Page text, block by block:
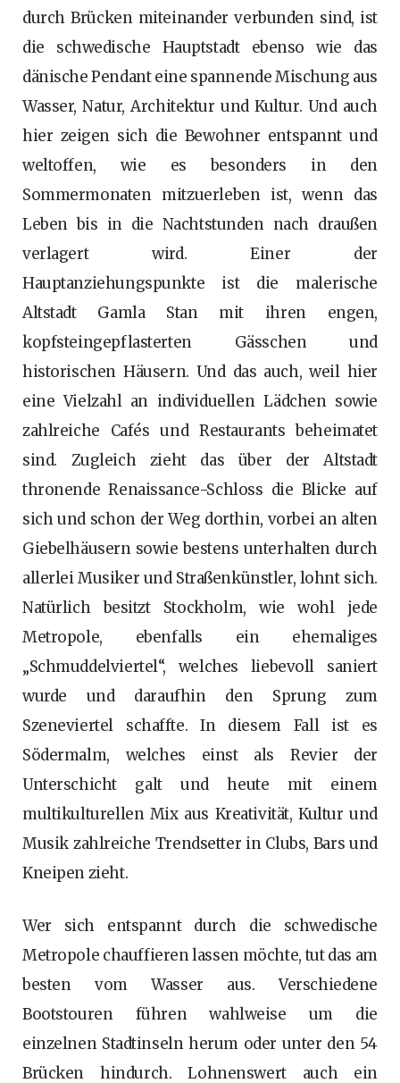
durch Brücken miteinander verbunden sind, ist
die schwedische Hauptstadt ebenso wie das
dänische Pendant eine spannende Mischung aus
Wasser, Natur, Architektur und Kultur. Und auch
hier zeigen sich die Bewohner entspannt und
weltoffen, wie es besonders in den
Sommermonaten mitzuerleben ist, wenn das
Leben bis in die Nachtstunden nach draußen
verlagert wird. Einer der
Hauptanziehungspunkte ist die malerische
Altstadt Gamla Stan mit ihren engen,
kopfsteingepflasterten Gässchen und
historischen Häusern. Und das auch, weil hier
eine Vielzahl an individuellen Lädchen sowie
zahlreiche Cafés und Restaurants beheimatet
sind. Zugleich zieht das über der Altstadt
thronende Renaissance-Schloss die Blicke auf
sich und schon der Weg dorthin, vorbei an alten
Giebelhäusern sowie bestens unterhalten durch
allerlei Musiker und Straßenkünstler, lohnt sich.
Natürlich besitzt Stockholm, wie wohl jede
Metropole, ebenfalls ein ehemaliges
„Schmuddelviertel“, welches liebevoll saniert
wurde und daraufhin den Sprung zum
Szeneviertel schaffte. In diesem Fall ist es
Södermalm, welches einst als Revier der
Unterschicht galt und heute mit einem
multikulturellen Mix aus Kreativität, Kultur und
Musik zahlreiche Trendsetter in Clubs, Bars und
Kneipen zieht.
Wer sich entspannt durch die schwedische
Metropole chauffieren lassen möchte, tut das am
besten vom Wasser aus. Verschiedene
Bootstouren führen wahlweise um die
einzelnen Stadtinseln herum oder unter den 54
Brücken hindurch. Lohnenswert auch ein